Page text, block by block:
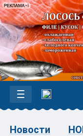
Новости